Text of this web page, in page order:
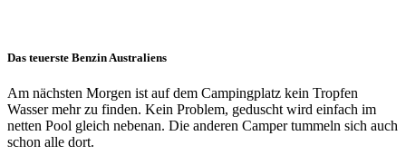
Das teuerste Benzin Australiens
Am nächsten Morgen ist auf dem Campingplatz kein Tropfen
Wasser mehr zu finden. Kein Problem, geduscht wird einfach im
netten Pool gleich nebenan. Die anderen Camper tummeln sich auch
schon alle dort.